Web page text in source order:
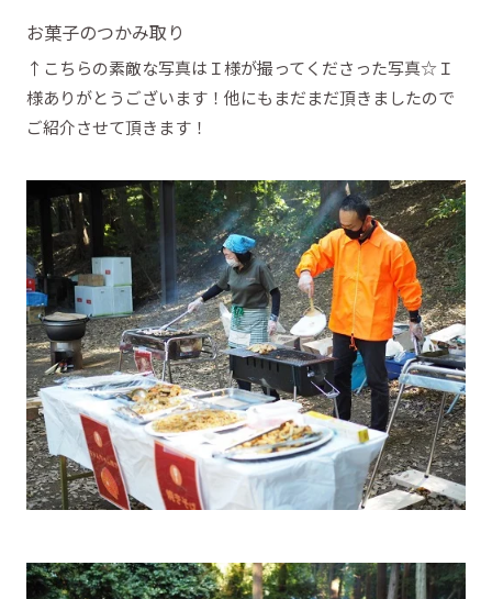
お菓子のつかみ取り
↑こちらの素敵な写真はＩ様が撮ってくださった写真☆Ｉ
様ありがとうございます！他にもまだまだ頂きましたので
ご紹介させて頂きます！